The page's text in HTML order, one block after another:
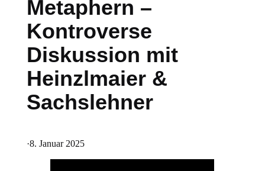
Metaphern –
Kontroverse
Diskussion mit
Heinzlmaier &
Sachslehner
·8. Januar 2025